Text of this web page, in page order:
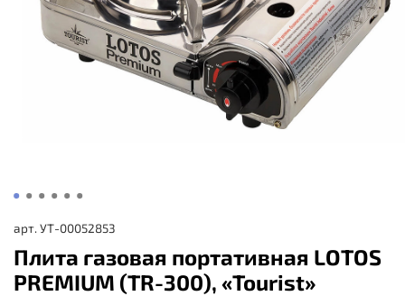
арт. УТ-00052853
Плита газовая портативная LOTOS
PREMIUM (TR-300), «Tourist»